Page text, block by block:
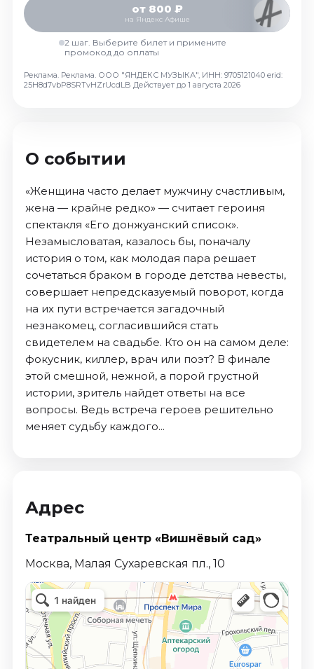
Экскурсии
Сентябрь 2026
Октябрь 2026
Спорт
События
Август 2026
Сентябрь 2026
Октябрь 2026
Ноябрь 2026
Декабрь 2026
Январь 2027
Площадки
от 800 ₽
на Яндекс Афише
2 шаг. Выберите билет и примените
промокод до оплаты
Реклама. Реклама. ООО "ЯНДЕКС МУЗЫКА", ИНН: 9705121040 erid:
25H8d7vbP8SRTvHZrUcdLB Действует до 1 августа 2026
О событии
«Женщина часто делает мужчину счастливым,
жена — крайне редко» — считает героиня
спектакля «Его донжуанский список».
Незамысловатая, казалось бы, поначалу
история о том, как молодая пара решает
сочетаться браком в городе детства невесты,
совершает непредсказуемый поворот, когда
на их пути встречается загадочный
незнакомец, согласившийся стать
свидетелем на свадьбе. Кто он на самом деле:
фокусник, киллер, врач или поэт? В финале
этой смешной, нежной, а порой грустной
истории, зритель найдет ответы на все
вопросы. Ведь встреча героев решительно
меняет судьбу каждого...
Адрес
Театральный центр «Вишнёвый сад»
Москва, Малая Сухаревская пл., 10